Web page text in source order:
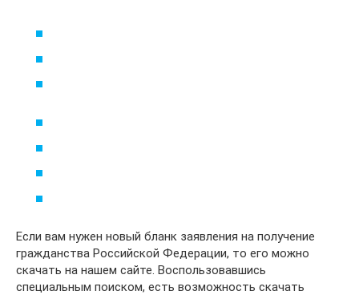
Если вам нужен новый бланк заявления на получение
гражданства Российской Федерации, то его можно
скачать на нашем сайте. Воспользовавшись
специальным поиском, есть возможность скачать